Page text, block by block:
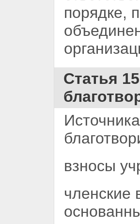
порядке,
Статья
взносы
членские